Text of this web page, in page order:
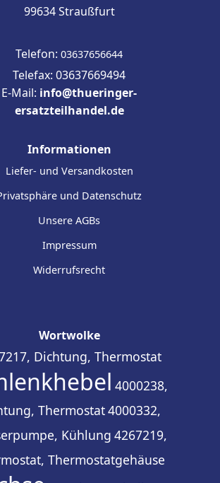
99634 Straußfurt
Telefon: 03637656644
Telefax: 03637669494
E-Mail: info@thueringer-
ersatzteilhandel.de
Informationen
Liefer- und Versandkosten
und Datenschutz
Unsere AGBs
Impressum
Widerrufsrecht
Wortwolke
Dichtung, Thermostat
4000238,
Thermostat4000332,
Kühlung 4267219,
Thermostatgehäuse